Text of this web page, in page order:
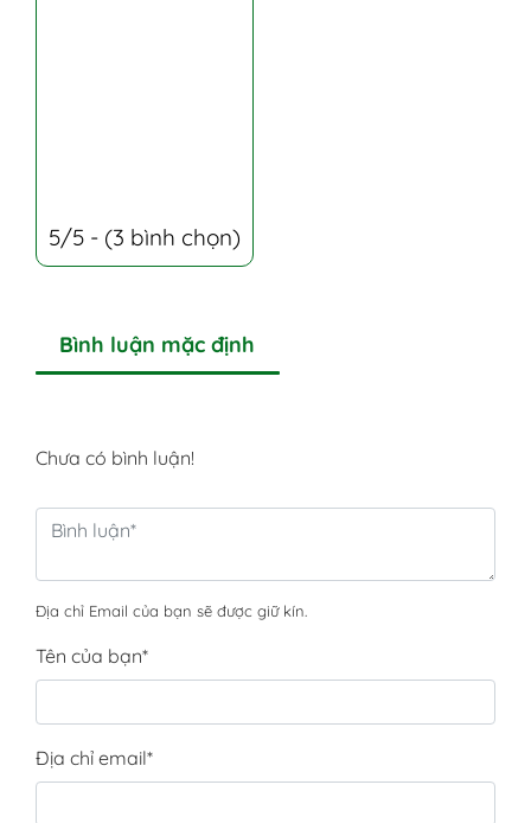
5/5 - (3 bình chọn)
Bình luận mặc định
Chưa có bình luận!
Địa chỉ Email của bạn sẽ được giữ kín.
Tên của bạn*
Địa chỉ email*